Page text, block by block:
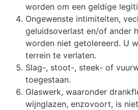
worden om een geldige
Ongewenste intimiteiten,
geluidsoverlast en/of ander
worden niet getolereerd. U
terrein te verlaten.
Slag-, stoot-, steek- of
toegestaan.
Glaswerk, waaronder
wijnglazen, enzovoort, is